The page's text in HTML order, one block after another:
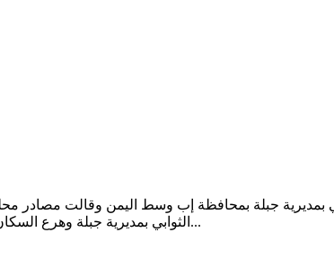
جبلة بمحافظة إب وسط اليمن وقالت مصادر
الثوابي بمديرية جبلة وهرع السكان والمسعفون الى مكان الحادث لكنهم فشلوا في انقاذ الضحايا الذين لفظوا...